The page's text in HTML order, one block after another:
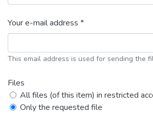
Your e-mail address *
This email address is used for sending the
Files
All files (of this item) in restricted
Only the requested file